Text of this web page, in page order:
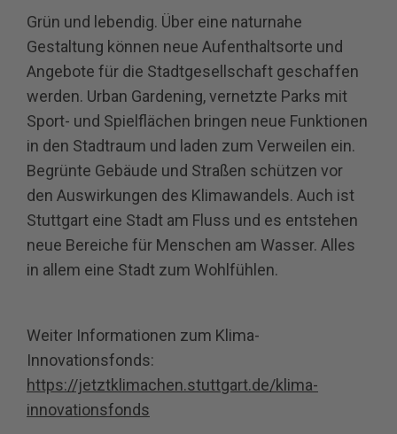
Grün und lebendig. Über eine naturnahe
Gestaltung können neue Aufenthaltsorte und
Angebote für die Stadtgesellschaft geschaffen
werden. Urban Gardening, vernetzte Parks mit
Sport- und Spielflächen bringen neue Funktionen
in den Stadtraum und laden zum Verweilen ein.
Begrünte Gebäude und Straßen schützen vor
den Auswirkungen des Klimawandels. Auch ist
Stuttgart eine Stadt am Fluss und es entstehen
neue Bereiche für Menschen am Wasser. Alles
in allem eine Stadt zum Wohlfühlen.
Weiter Informationen zum Klima-
Innovationsfonds:
https://jetztklimachen.stuttgart.de/klima-
innovationsfonds